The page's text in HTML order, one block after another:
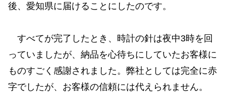
後、愛知県に届けることにしたのです。
すべてが完了したとき、時計の針は夜中3時を回
っていましたが、納品を心待ちにしていたお客様に
ものすごく感謝されました。弊社としては完全に赤
字でしたが、お客様の信頼には代えられません。